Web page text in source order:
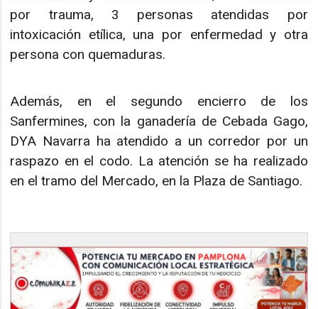
por trauma, 3 personas atendidas por
intoxicación etílica, una por enfermedad y otra
persona con quemaduras.
Además, en el segundo encierro de los
Sanfermines, con la ganadería de Cebada Gago,
DYA Navarra ha atendido a un corredor por un
raspazo en el codo. La atención se ha realizado
en el tramo del Mercado, en la Plaza de Santiago.